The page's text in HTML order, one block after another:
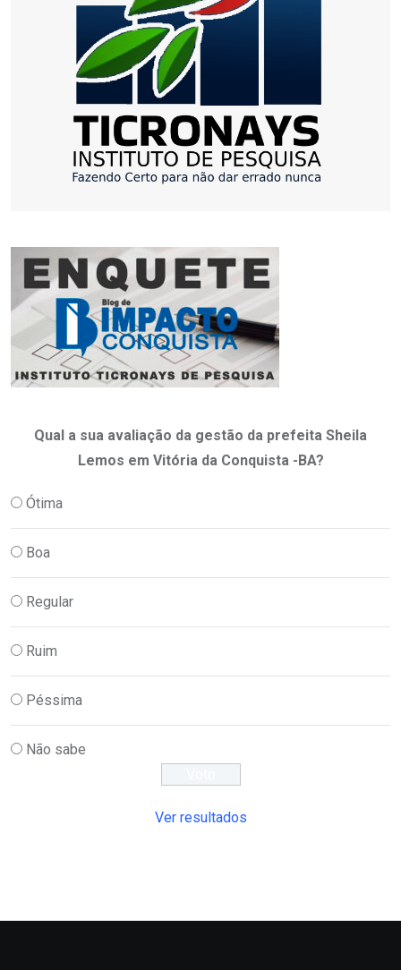
Qual a sua avaliação da gestão da prefeita Sheila
Lemos em Vitória da Conquista -BA?
Ótima
Boa
Regular
Ruim
Péssima
Não sabe
Ver resultados